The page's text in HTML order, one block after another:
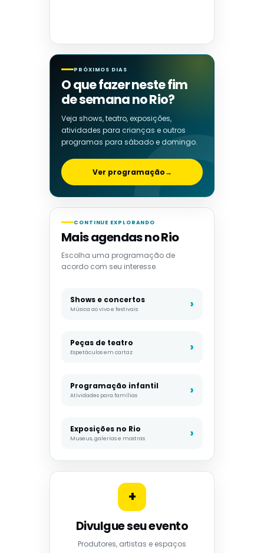
PRÓXIMOS DIAS
O que fazer neste fim
de semana no Rio?
Veja shows, teatro, exposições,
atividades para crianças e outros
programas para sábado e domingo.
Ver programação→
CONTINUE EXPLORANDO
Mais agendas no Rio
Escolha uma programação de
acordo com seu interesse.
Shows e concertos
Música ao vivo e festivais
Peças de teatro
Espetáculos em cartaz
Programação infantil
Atividades para famílias
Exposições no Rio
Museus, galerias e mostras
+
Divulgue seu evento
Produtores, artistas e espaços